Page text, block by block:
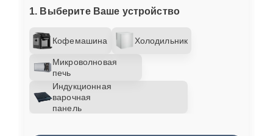
1. Выберите Ваше устройство
Кофемашина Холодильник
Микроволновая
печь
Индукционная
варочная
панель